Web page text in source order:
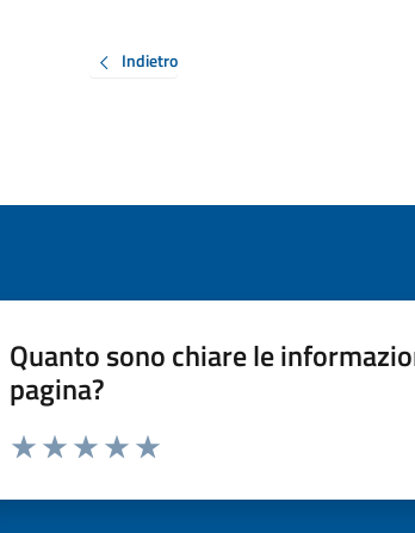
Indietro
Quanto sono chiare le
pagina?
Valuta da 1 a 5 stelle la pagina